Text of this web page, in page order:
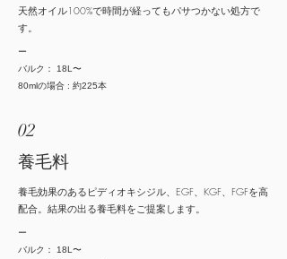
天然オイル100%で時間が経ってもパサつかない処方で
す。
ー
バルク： 18L〜
80mlの場合 : 約225本
02
養毛料
​養毛効果のあるピディオキシジル、EGF、KGF、FGFを高
配合。結果の出る養毛料をご提案します。
ー
バルク： 18L〜